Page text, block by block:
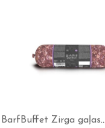
BarfBuffet Zirga gaļas